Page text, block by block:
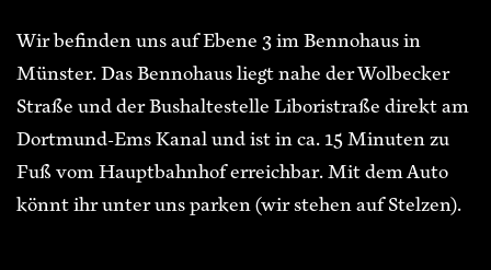
Wir befinden uns auf Ebene 3 im Bennohaus in
Münster. Das Bennohaus liegt nahe der Wolbecker
Straße und der Bushaltestelle Liboristraße direkt am
Dortmund-Ems Kanal und ist in ca. 15 Minuten zu
Fuß vom Hauptbahnhof erreichbar. Mit dem Auto
könnt ihr unter uns parken (wir stehen auf Stelzen).